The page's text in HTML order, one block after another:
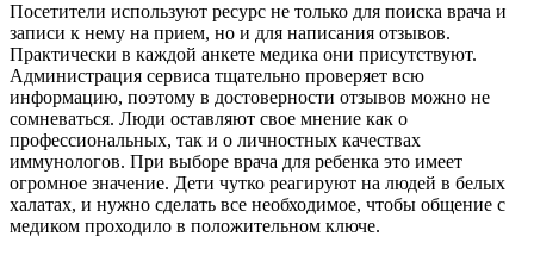
Посетители используют ресурс не только для поиска врача и
записи к нему на прием, но и для написания отзывов.
Практически в каждой анкете медика они присутствуют.
Администрация сервиса тщательно проверяет всю
информацию, поэтому в достоверности отзывов можно не
сомневаться. Люди оставляют свое мнение как о
профессиональных, так и о личностных качествах
иммунологов. При выборе врача для ребенка это имеет
огромное значение. Дети чутко реагируют на людей в белых
халатах, и нужно сделать все необходимое, чтобы общение с
медиком проходило в положительном ключе.